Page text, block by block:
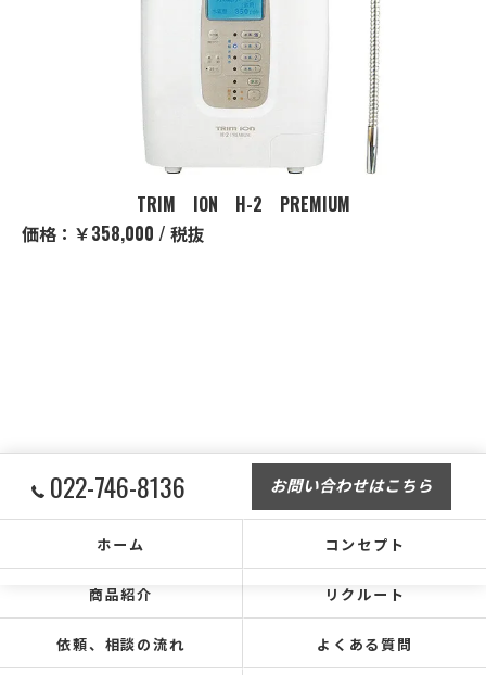
TRIM ION H-2 PREMIUM
価格：￥358,000 / 税抜
022-746-8136 お問い合わせはこちら
ホーム コンセプト
商品紹介 リクルート
依頼、相談の流れ よくある質問